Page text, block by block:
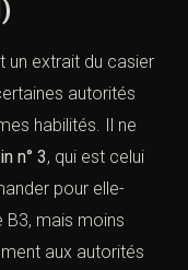
un extrait du
à certaines
organismes
avec lebulletin n°
peut
plus complet que